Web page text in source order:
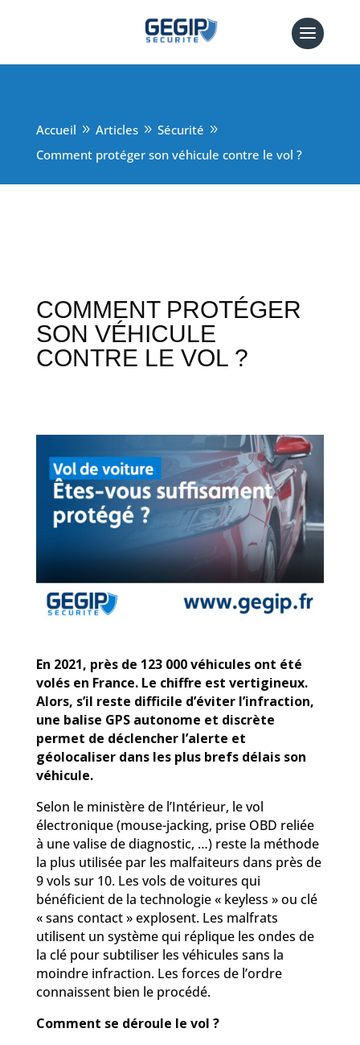
Accueil 9 Articles 9 Sécurité 9
Comment protéger son véhicule contre le vol ?
COMMENT PROTÉGER
SON VÉHICULE
CONTRE LE VOL ?
En 2021, près de 123 000 véhicules ont été
volés en France. Le chiffre est vertigineux.
Alors, s’il reste difficile d’éviter l’infraction,
une balise GPS autonome et discrète
permet de déclencher l’alerte et
géolocaliser dans les plus brefs délais son
véhicule.
Selon le ministère de l’Intérieur, le vol
électronique (mouse-jacking, prise OBD reliée
à une valise de diagnostic, …) reste la méthode
la plus utilisée par les malfaiteurs dans près de
9 vols sur 10. Les vols de voitures qui
bénéficient de la technologie « keyless » ou clé
« sans contact » explosent. Les malfrats
utilisent un système qui réplique les ondes de
la clé pour subtiliser les véhicules sans la
moindre infraction. Les forces de l’ordre
connaissent bien le procédé.
Comment se déroule le vol ?